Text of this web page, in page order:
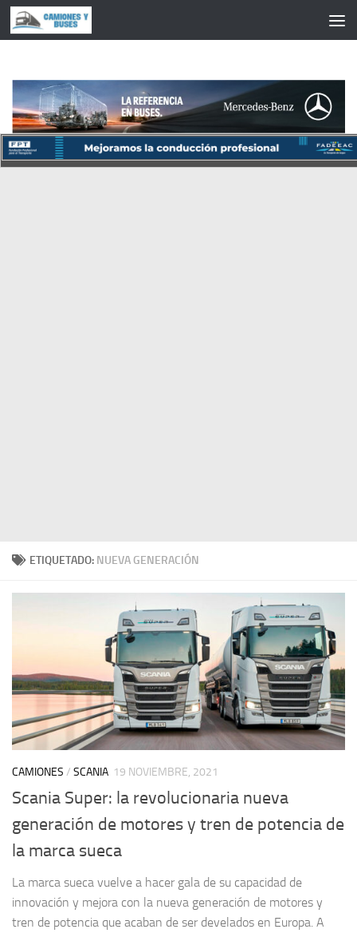
Saltar al contenido
ETIQUETADO: NUEVA GENERACIÓN
CAMIONES / SCANIA 19 NOVIEMBRE, 2021
Scania Super: la revolucionaria nueva
generación de motores y tren de potencia de
la marca sueca
La marca sueca vuelve a hacer gala de su capacidad de
innovación y mejora con la nueva generación de motores y
tren de potencia que acaban de ser develados en Europa. A